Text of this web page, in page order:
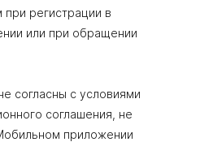
регистрации в
или при обращении
согласны с условиями
соглашения, не
приложении